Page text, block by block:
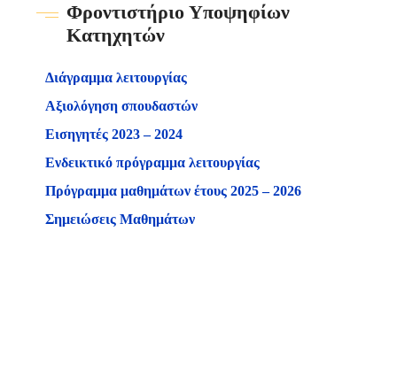
Φροντιστήριο Υποψηφίων
Κατηχητών
Διάγραμμα λειτουργίας
Αξιολόγηση σπουδαστών
Εισηγητές 2023 – 2024
Ενδεικτικό πρόγραμμα λειτουργίας
Πρόγραμμα μαθημάτων έτους 2025 – 2026
Σημειώσεις Μαθημάτων